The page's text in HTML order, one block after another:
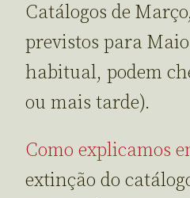
Catálogos de
previstos para
habitual, podem
ou mais tarde).
Como explicamos
extinção do